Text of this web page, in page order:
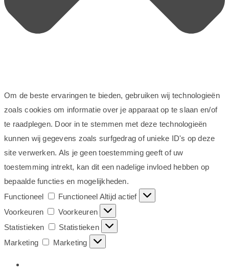
Om de beste ervaringen te bieden, gebruiken wij technologieën
zoals cookies om informatie over je apparaat op te slaan en/of
te raadplegen. Door in te stemmen met deze technologieën
kunnen wij gegevens zoals surfgedrag of unieke ID's op deze
site verwerken. Als je geen toestemming geeft of uw
toestemming intrekt, kan dit een nadelige invloed hebben op
bepaalde functies en mogelijkheden.
Functioneel
Functioneel Altijd actief
Voorkeuren
Voorkeuren
Statistieken
Statistieken
Marketing
Marketing